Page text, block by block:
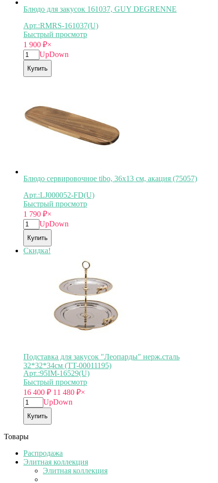
Блюдо для закусок 161037, GUY DEGRENNE
Арт.:RMRS-161037(U)
Быстрый просмотр
1 900 ₽×
UpDown
Купить
Блюдо сервировочное tibo, 36х13 см, акация (75057)
Арт.:LJ000052-FD(U)
Быстрый просмотр
1 790 ₽×
UpDown
Купить
Скидка!
Подставка для закусок "Леопарды" нерж.сталь
32*32*34см (TT-00011195)
Арт.:95IM-16529(U)
Быстрый просмотр
16 400 ₽ 11 480 ₽×
UpDown
Купить
Товары
Распродажа
Элитная коллекция
Элитная коллекция